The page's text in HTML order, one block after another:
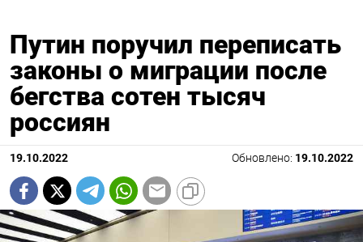
Путин поручил переписать
законы о миграции после
бегства сотен тысяч
россиян
19.10.2022 Обновлено: 19.10.2022